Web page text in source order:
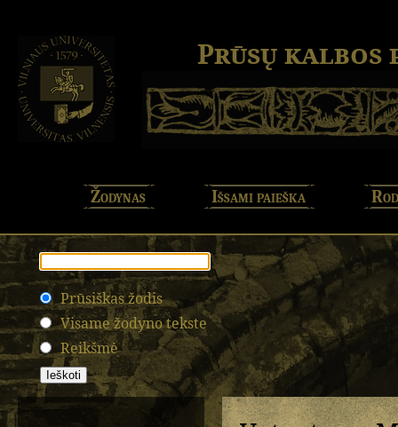
Prūsų kalbos
Žodynas Išsami paieška
Prūsiškas žodis
Visame žodyno tekste
Reikšmė